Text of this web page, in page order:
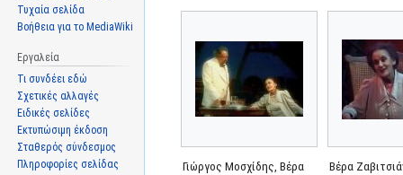
πλοήγηση
αναζήτηση
Γιώργος Μοσχίδης, Βέρα
Βέρα
Τυχαία σελίδα
Βοήθεια για το MediaWiki
Εργαλεία
Τι συνδέει εδώ
Σχετικές αλλαγές
Ειδικές σελίδες
Εκτυπώσιμη έκδοση
Σταθερός σύνδεσμος
Πληροφορίες σελίδας